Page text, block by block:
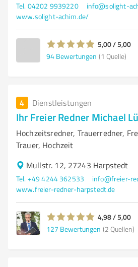
Tel. 04202 9939220
info@solight-
www.solight-achim.de/
5,00 / 5,00
94 Bewertungen (1 Quelle)
4 Dienstleistungen
Ihr Freier Redner Michael
Hochzeitsredner, Trauerredner,
Trauer, Hochzeit
Mullstr. 12, 27243 Harpstedt
Tel. +49 4244 362533
info@freier-
www.freier-redner-harpstedt.de
4,98 / 5,00
127 Bewertungen (2 Quellen)